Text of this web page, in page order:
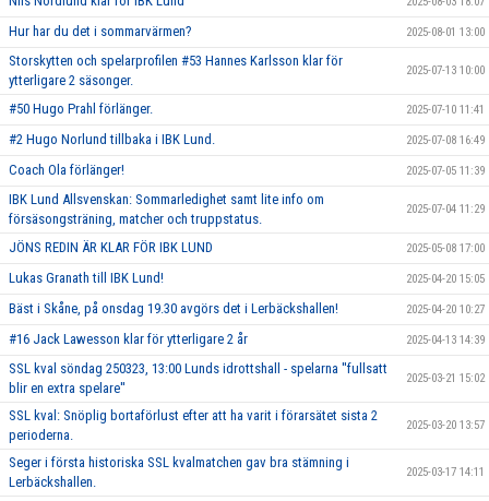
Hur har du det i sommarvärmen? 2025-08-01 13:00
Storskytten och spelarprofilen #53 Hannes Karlsson klar för
ytterligare 2 säsonger.
2025-07-13 10:00
#50 Hugo Prahl förlänger. 2025-07-10 11:41
#2 Hugo Norlund tillbaka i IBK Lund. 2025-07-08 16:49
Coach Ola förlänger! 2025-07-05 11:39
IBK Lund Allsvenskan: Sommarledighet samt lite info om
försäsongsträning, matcher och truppstatus.
2025-07-04 11:29
JÖNS REDIN ÄR KLAR FÖR IBK LUND 2025-05-08 17:00
Lukas Granath till IBK Lund! 2025-04-20 15:05
Bäst i Skåne, på onsdag 19.30 avgörs det i Lerbäckshallen! 2025-04-20 10:27
#16 Jack Lawesson klar för ytterligare 2 år 2025-04-13 14:39
SSL kval söndag 250323, 13:00 Lunds idrottshall - spelarna ''fullsatt
blir en extra spelare''
2025-03-21 15:02
SSL kval: Snöplig bortaförlust efter att ha varit i förarsätet sista 2
perioderna.
2025-03-20 13:57
Seger i första historiska SSL kvalmatchen gav bra stämning i
Lerbäckshallen.
2025-03-17 14:11